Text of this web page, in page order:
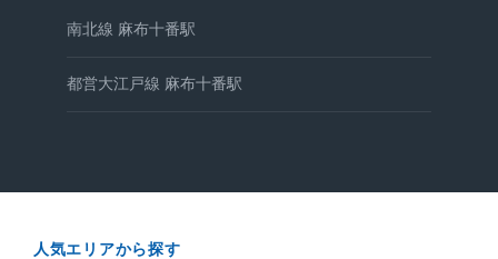
南北線 麻布十番駅
都営大江戸線 麻布十番駅
人気エリアから探す